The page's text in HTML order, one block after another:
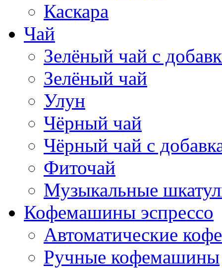
Каскара
Чай
Зелёный чай с
Зелёный чай
Улун
Чёрный чай
Чёрный чай с
Фиточай
Музыкальные
Кофемашины эспрессо
Автоматические
Ручные кофемашины